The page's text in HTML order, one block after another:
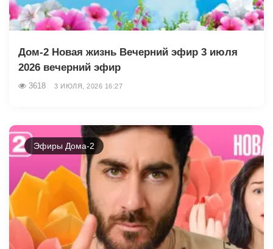
Дом-2 Новая жизнь Вечерний эфир 3 июля
2026 вечерний эфир
3618 3 ИЮЛЯ, 2026 16:27
Эфиры Дома-2